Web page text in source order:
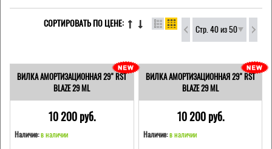
Стр. 40 из 50
СОРТИРОВАТЬ ПО ЦЕНЕ:
ВИЛКА АМОРТИЗАЦИОННАЯ 29" RST
BLAZE 29 ML
10 200 pуб.
Наличие:в наличии
ВИЛКА АМОРТИЗАЦИОННАЯ 29" RST
BLAZE 29 ML
10 200 pуб.
Наличие: в наличии